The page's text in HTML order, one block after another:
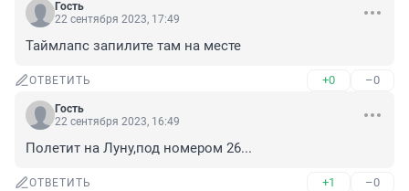
Гость
22 сентября 2023, 17:49
Таймлапс запилите там на месте
ОТВЕТИТЬ +0 –0
Гость
22 сентября 2023, 16:49
Полетит на Луну,под номером 26...
ОТВЕТИТЬ +1 –0